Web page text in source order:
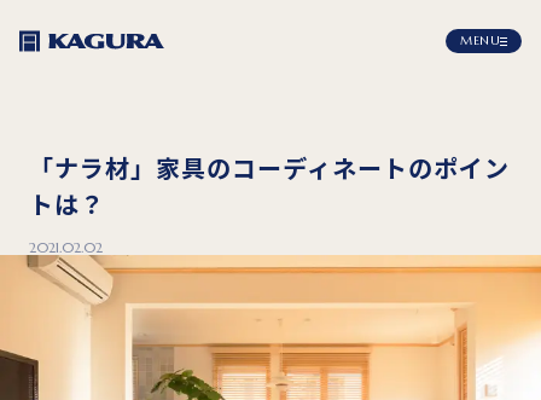
MENU
「ナラ材」家具のコーディネートのポイン
トは？
2021.02.02